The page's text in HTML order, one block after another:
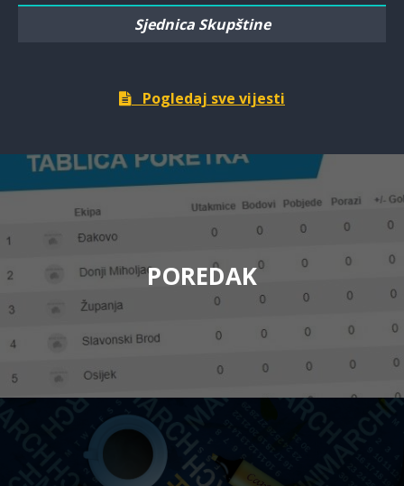
Sjednica Skupštine
Pogledaj sve vijesti
POREDAK